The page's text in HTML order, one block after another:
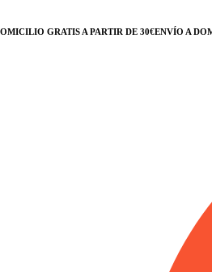
GRATIS A PARTIR DE 30€ENVÍO A